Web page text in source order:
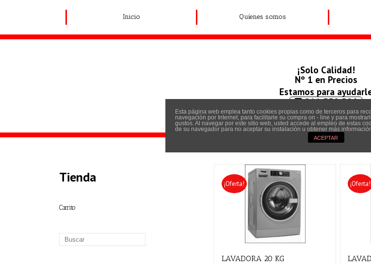
Inicio Quíenes somos
¡Solo Calidad!
Nº 1 en Precios
Estamos para
911 338 506
690 023 394
¡Oferta!
LAVADORA 20 KG
¡Oferta!
Tienda
Carrito
Esta página web emplea tanto cookies propias como de terceros para
navegación por Internet, para facilitarle su compra on - line y para
gustos. Al navegar por este sitio web, usted accede al empleo de estas
de su navegador para no aceptar su instalación u obtener más
ACEPTAR